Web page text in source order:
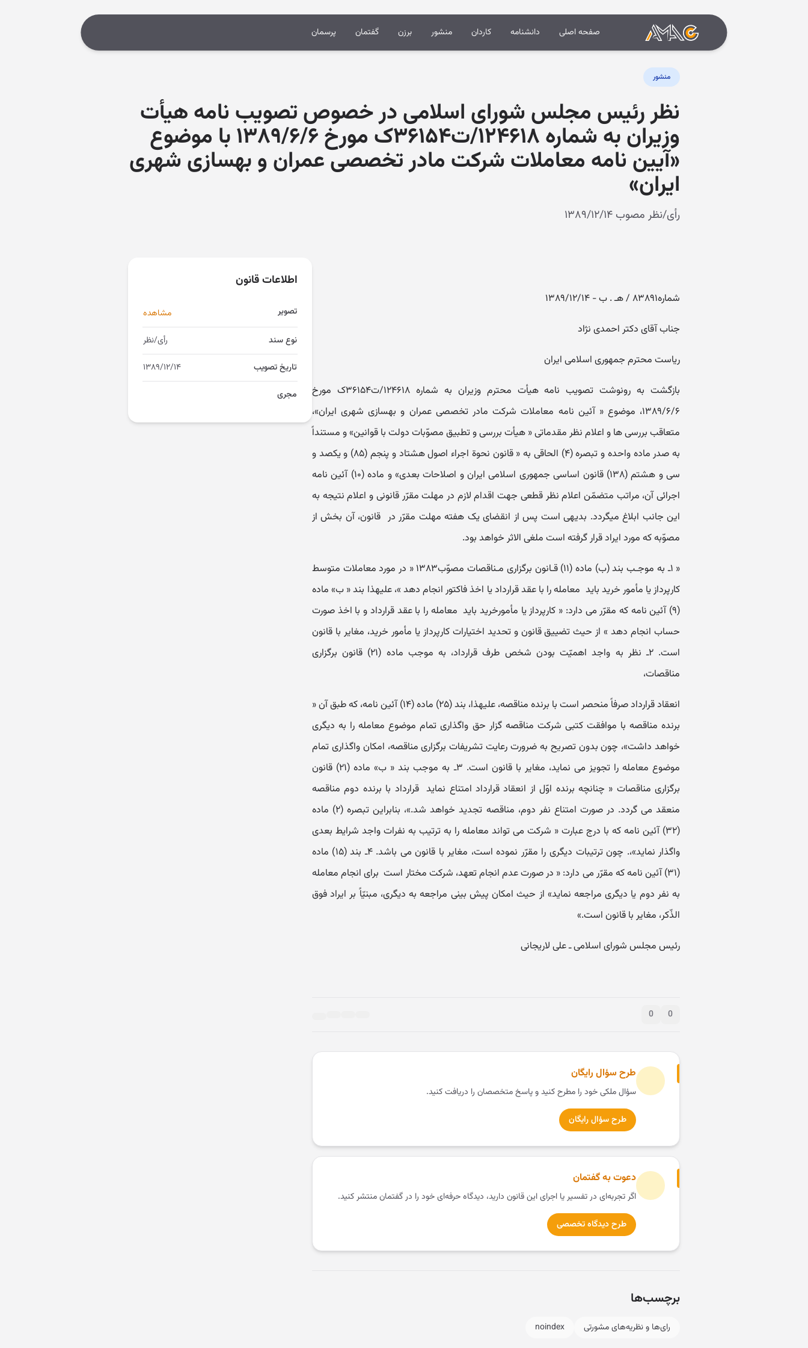
صفحه اصلی دانشنامه کاردان منشور برزن گفتمان پرسمان
منشور
نظر رئیس مجلس شورای اسلامی در خصوص تصویب‌ نامه هیأت
وزیران به شماره ۱۲۴۶۱۸/ت۳۶۱۵۴ک مورخ ۱۳۸۹/۶/۶ با موضوع
«آیین نامه معاملات شرکت مادر تخصصی عمران و بهسازی شهری
ایران»
رأی/نظر مصوب ۱۳۸۹/۱۲/۱۴
شماره۸۳۸۹۱ / هـ . ب - ۱۳۸۹/۱۲/۱۴
جناب آقای دکتر احمدی نژاد
ریاست محترم جمهوری اسلامی ایران
بازگشت به رونوشت تصویب نامه هیأت محترم وزیران به شماره ۱۲۴۶۱۸/ت۳۶۱۵۴ک مورخ
۱۳۸۹/۶/۶، موضوع « آئین نامه معاملات شرکت مادر تخصصی عمران و بهسازی شهری ایران»،
متعاقب بررسی ها و اعلام نظر مقدماتی « هیأت بررسی و تطبیق مصوّبات دولت با قوانین» و مستنداً
به صدر ماده واحده و تبصره (۴) الحاقی به « قانون نحوة اجراء اصول هشتاد و پنجم (۸۵) و یکصد و
سی و هشتم (۱۳۸) قانون اساسی جمهوری اسلامی ایران و اصلاحات بعدی» و ماده (۱۰) آئین نامه
اجرائی آن، مراتب متضمّن اعلام نظر قطعی جهت اقدام لازم در مهلت مقرّر قانونی و اعلام نتیجه به
این جانب ابلاغ میگردد. بدیهی است پس از انقضای یک هفته مهلت مقرّر در قانون، آن بخش از
مصوّبه که مورد ایراد قرار گرفته است ملغی الاثر خواهد بود.
« ۱ـ به موجـب بند (ب) ماده (۱۱) قـانون برگزاری مـناقصات مصوّب۱۳۸۳ « در مورد معاملات متوسط
کارپرداز یا مأمور خرید باید معامله را با عقد قرارداد یا اخذ فاکتور انجام دهد »، علیهذا بند « ب» ماده
(۹) آئین نامه که مقرّر می دارد: « کارپرداز یا مأمورخرید باید معامله را با عقد قرارداد و با اخذ صورت
حساب انجام دهد » از حیث تضییق قانون و تحدید اختیارات کارپرداز یا مأمور خرید، مغایر با قانون
است. ۲ـ نظر به واجد اهمیّت بودن شخص طرف قرارداد، به موجب ماده (۲۱) قانون برگزاری
مناقصات،
انعقاد قرارداد صرفاً منحصر است با برنده مناقصه، علیهذا، بند (۲۵) ماده (۱۴) آئین نامه، که طبق آن «
برنده مناقصه با موافقت کتبی شرکت مناقصه گزار حق واگذاری تمام موضوع معامله را به دیگری
خواهد داشت»، چون بدون تصریح به ضرورت رعایت تشریفات برگزاری مناقصه، امکان واگذاری تمام
موضوع معامله را تجویز می نماید، مغایر با قانون است. ۳ـ به موجب بند « ب» ماده (۲۱) قانون
برگزاری مناقصات « چنانچه برنده اوّل از انعقاد قرارداد امتناع نماید قرارداد با برنده دوم مناقصه
منعقد می گردد. در صورت امتناع نفر دوم، مناقصه تجدید خواهد شد.»، بنابراین تبصره (۲) ماده
(۳۲) آئین نامه که با درج عبارت « شرکت می تواند معامله را به ترتیب به نفرات واجد شرایط بعدی
واگذار نماید»،. چون ترتیبات دیگری را مقرّر نموده است، مغایر با قانون می باشد. ۴ـ بند (۱۵) ماده
(۳۱) آئین نامه که مقرّر می دارد: « در صورت عدم انجام تعهد، شرکت مختار است برای انجام معامله
به نفر دوم یا دیگری مراجعه نماید» از حیث امکان پیش بینی مراجعه به دیگری، مبنیّاً بر ایراد فوق
الذّکر، مغایر با قانون است.»
رئیس مجلس شورای اسلامی ـ علی لاریجانی
0
0
طرح سؤال رایگان
سؤال ملکی خود را مطرح کنید و پاسخ متخصصان را دریافت کنید.
طرح سؤال رایگان
دعوت به گفتمان
اگر تجربه‌ای در تفسیر یا اجرای این قانون دارید، دیدگاه حرفه‌ای خود را در گفتمان منتشر کنید.
طرح دیدگاه تخصصی
برچسب‌ها
رای‌ها و نظریه‌های مشورتی noindex
اطلاعات قانون
تصویر مشاهده
نوع سند رأی/نظر
تاریخ تصویب ۱۳۸۹/۱۲/۱۴
مجری